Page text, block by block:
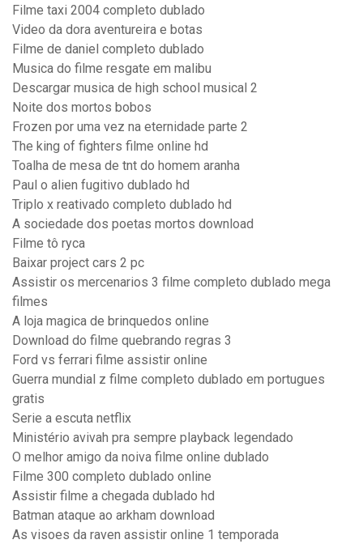
Filme taxi 2004 completo dublado
Video da dora aventureira e botas
Filme de daniel completo dublado
Musica do filme resgate em malibu
Descargar musica de high school musical 2
Noite dos mortos bobos
Frozen por uma vez na eternidade parte 2
The king of fighters filme online hd
Toalha de mesa de tnt do homem aranha
Paul o alien fugitivo dublado hd
Triplo x reativado completo dublado hd
A sociedade dos poetas mortos download
Filme tô ryca
Baixar project cars 2 pc
Assistir os mercenarios 3 filme completo dublado mega
filmes
A loja magica de brinquedos online
Download do filme quebrando regras 3
Ford vs ferrari filme assistir online
Guerra mundial z filme completo dublado em portugues
gratis
Serie a escuta netflix
Ministério avivah pra sempre playback legendado
O melhor amigo da noiva filme online dublado
Filme 300 completo dublado online
Assistir filme a chegada dublado hd
Batman ataque ao arkham download
As visoes da raven assistir online 1 temporada